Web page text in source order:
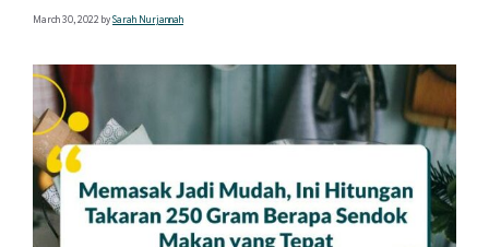
March 30, 2022 bySarah Nurjannah